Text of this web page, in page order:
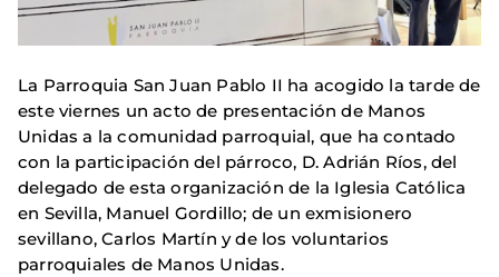
La Parroquia San Juan Pablo II ha acogido la tarde de
este viernes un acto de presentación de Manos
Unidas a la comunidad parroquial, que ha contado
con la participación del párroco, D. Adrián Ríos, del
delegado de esta organización de la Iglesia Católica
en Sevilla, Manuel Gordillo; de un exmisionero
sevillano, Carlos Martín y de los voluntarios
parroquiales de Manos Unidas.